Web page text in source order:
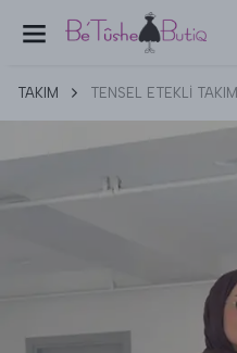
TAKIM TENSEL ETEKLİ TAKIM